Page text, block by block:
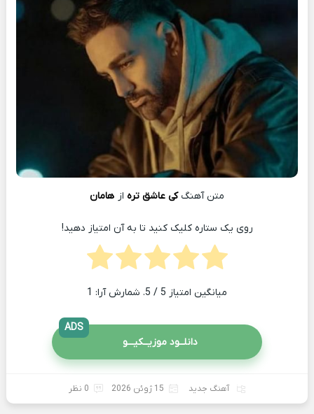
متن آهنگکی عاشق تره از هامان
روی یک ستاره کلیک کنید تا به آن امتیاز دهید!
میانگین امتیاز 5 / 5. شمارش آرا: 1
دانلــود موزیــکیـــو
ADS
آهنگ جدید 15 ژوئن 2026 0 نظر